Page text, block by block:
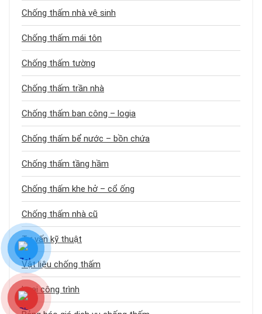
Chống thấm nhà vệ sinh
Chống thấm mái tôn
Chống thấm tường
Chống thấm trần nhà
Chống thấm ban công – logia
Chống thấm bể nước – bồn chứa
Chống thấm tầng hầm
Chống thấm khe hở – cổ ống
Chống thấm nhà cũ
Tư vấn kỹ thuật
Vật liệu chống thấm
Loại công trình